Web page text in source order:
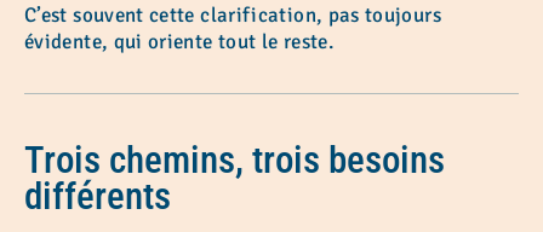
C’est souvent cette clarification, pas toujours
évidente, qui oriente tout le reste.
Trois chemins, trois besoins
différents